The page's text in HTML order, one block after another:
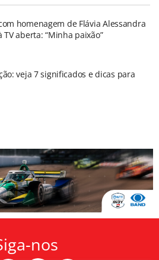
homenagem de Flávia Alessandra
aberta: “Minha paixão”
veja 7 significados e dicas para
nos